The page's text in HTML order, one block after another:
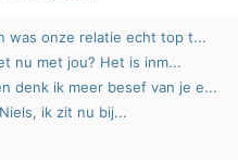
was onze relatie echt top t...
nu met jou? Het is inm...
denk ik meer besef van je e...
ik zit nu bij...